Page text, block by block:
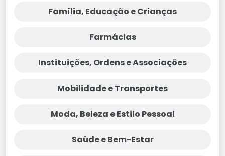
Família, Educação e Crianças
Farmácias
Instituições, Ordens e Associações
Mobilidade e Transportes
Moda, Beleza e Estilo Pessoal
Saúde e Bem-Estar